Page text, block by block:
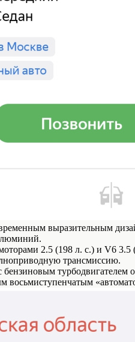
выразительным
2.5 (198 л. с.) и V6
трансмиссию.